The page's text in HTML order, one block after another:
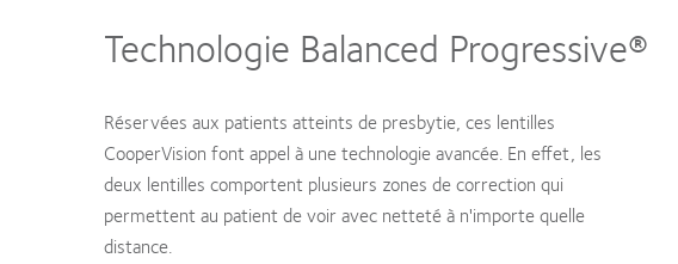
Technologie Balanced Progressive®
Réservées aux patients atteints de presbytie, ces lentilles
CooperVision font appel à une technologie avancée. En effet, les
deux lentilles comportent plusieurs zones de correction qui
permettent au patient de voir avec netteté à n'importe quelle
distance.